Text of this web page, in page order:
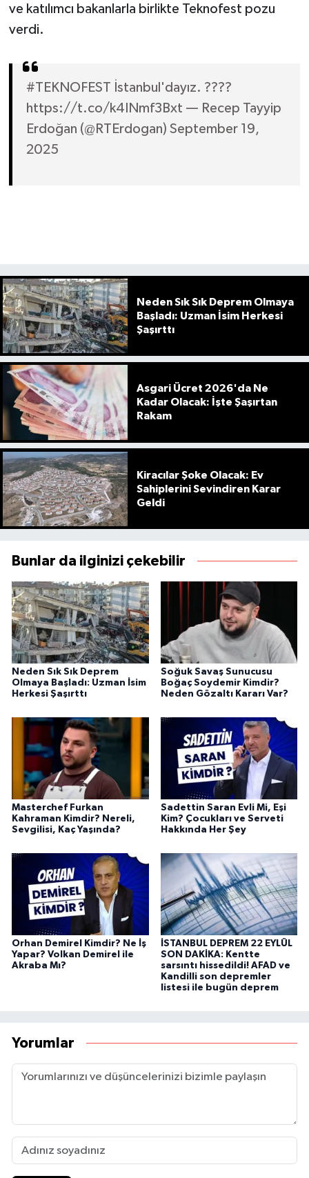
ve katılımcı bakanlarla birlikte Teknofest pozu
verdi.
#TEKNOFEST İstanbul'dayız. ????
https://t.co/k4INmf3Bxt — Recep Tayyip
Erdoğan (@RTErdogan) September 19,
2025
Neden Sık Sık Deprem Olmaya
Başladı: Uzman İsim Herkesi
Şaşırttı
Asgari Ücret 2026'da Ne
Kadar Olacak: İşte Şaşırtan
Rakam
Kiracılar Şoke Olacak: Ev
Sahiplerini Sevindiren Karar
Geldi
Bunlar da ilginizi çekebilir
Neden Sık Sık Deprem
Olmaya Başladı: Uzman İsim
Herkesi Şaşırttı
Soğuk Savaş Sunucusu
Boğaç Soydemir Kimdir?
Neden Gözaltı Kararı Var?
Masterchef Furkan
Kahraman Kimdir? Nereli,
Sevgilisi, Kaç Yaşında?
Sadettin Saran Evli Mi, Eşi
Kim? Çocukları ve Serveti
Hakkında Her Şey
Orhan Demirel Kimdir? Ne İş
Yapar? Volkan Demirel ile
Akraba Mı?
İSTANBUL DEPREM 22 EYLÜL
SON DAKİKA: Kentte
sarsıntı hissedildi! AFAD ve
Kandilli son depremler
listesi ile bugün deprem
Yorumlar